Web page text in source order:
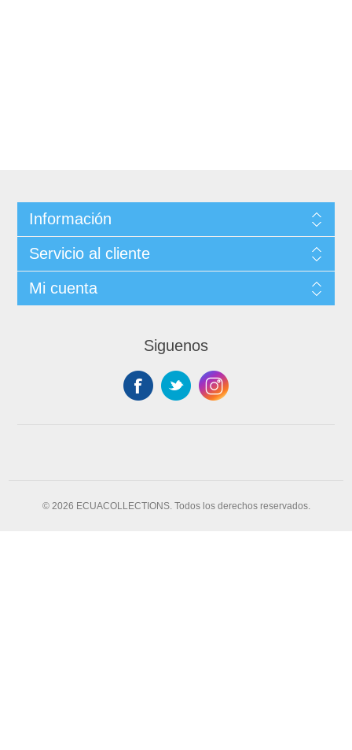
Información
Servicio al cliente
Mi cuenta
Siguenos
© 2026 ECUACOLLECTIONS. Todos los derechos reservados.